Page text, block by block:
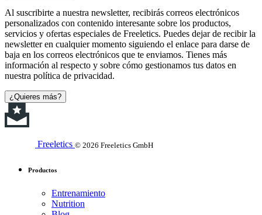
Al suscribirte a nuestra newsletter, recibirás correos electrónicos
personalizados con contenido interesante sobre los productos,
servicios y ofertas especiales de Freeletics. Puedes dejar de recibir la
newsletter en cualquier momento siguiendo el enlace para darse de
baja en los correos electrónicos que te enviamos. Tienes más
información al respecto y sobre cómo gestionamos tus datos en
nuestra política de privacidad.
¿Quieres más?
Freeletics © 2026 Freeletics GmbH
Productos
Entrenamiento
Nutrition